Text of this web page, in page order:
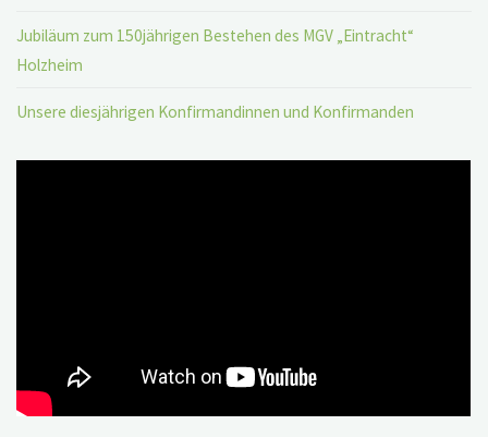
Jubiläum zum 150jährigen Bestehen des MGV „Eintracht“
Holzheim
Unsere diesjährigen Konfirmandinnen und Konfirmanden